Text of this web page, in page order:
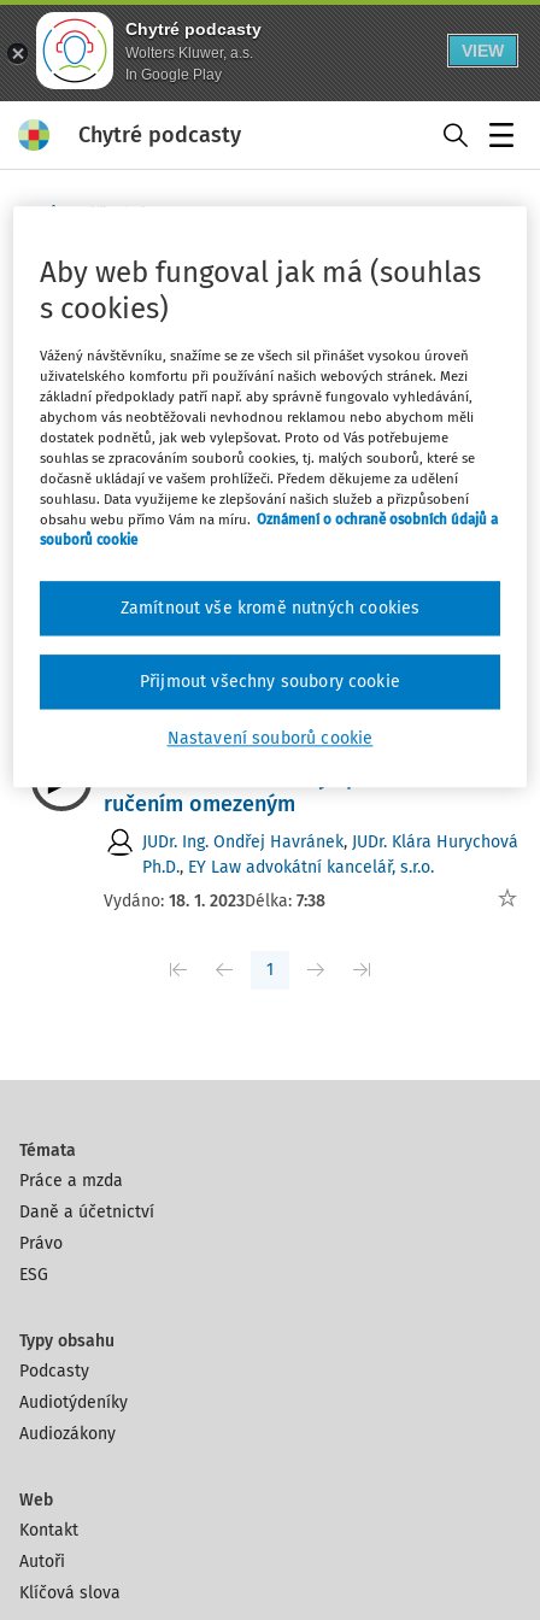
Chytré podcasty
Wolters Kluwer, a.s.
In Google Play
VIEW
Chytré podcasty
svolání valné hromady
Sledovat klíčové slovo
Filtr
Počet vyhledaných dokumentů:2
Řadit podle Nejnovější Nejstarší
JUDIKATURA
svolanou valnou hromadu s.r.o. (27 Cdo
2453/2021)
Mgr. Ivan Chalupa,Mgr. David Reiterman
Vydáno:21. 5. 2023Délka:9:10
VÝKLAD PRAXE
ručením omezeným
JUDr. Ing. Ondřej Havránek, JUDr. Klára Hurychová
Ph.D., EY Law advokátní kancelář, s.r.o.
Vydáno: 18. 1. 2023Délka: 7:38
1
Témata
Práce a mzda
Daně a účetnictví
Právo
ESG
Typy obsahu
Podcasty
Audiotýdeníky
Audiozákony
Web
Kontakt
Autoři
Klíčová slova
Aby web fungoval jak má (souhlas
s cookies)
Vážený návštěvníku, snažíme se ze všech sil přinášet vysokou úroveň
uživatelského komfortu při používání našich webových stránek. Mezi
základní předpoklady patří např. aby správně fungovalo vyhledávání,
abychom vás neobtěžovali nevhodnou reklamou nebo abychom měli
dostatek podnětů, jak web vylepšovat. Proto od Vás potřebujeme
souhlas se zpracováním souborů cookies, tj. malých souborů, které se
dočasně ukládají ve vašem prohlížeči. Předem děkujeme za udělení
souhlasu. Data využijeme ke zlepšování našich služeb a přizpůsobení
obsahu webu přímo Vám na míru. Oznámení o ochraně osobních údajů a
souborů cookie
Nastavení souborů cookie
Zamítnout vše kromě nutných cookies
Přijmout všechny soubory cookie